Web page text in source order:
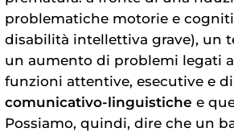
problematiche motorie e
disabilità intellettiva grave), un
un aumento di problemi legati
funzioni attentive, esecutive e
comunicativo-linguistiche e
Possiamo, quindi, dire che un